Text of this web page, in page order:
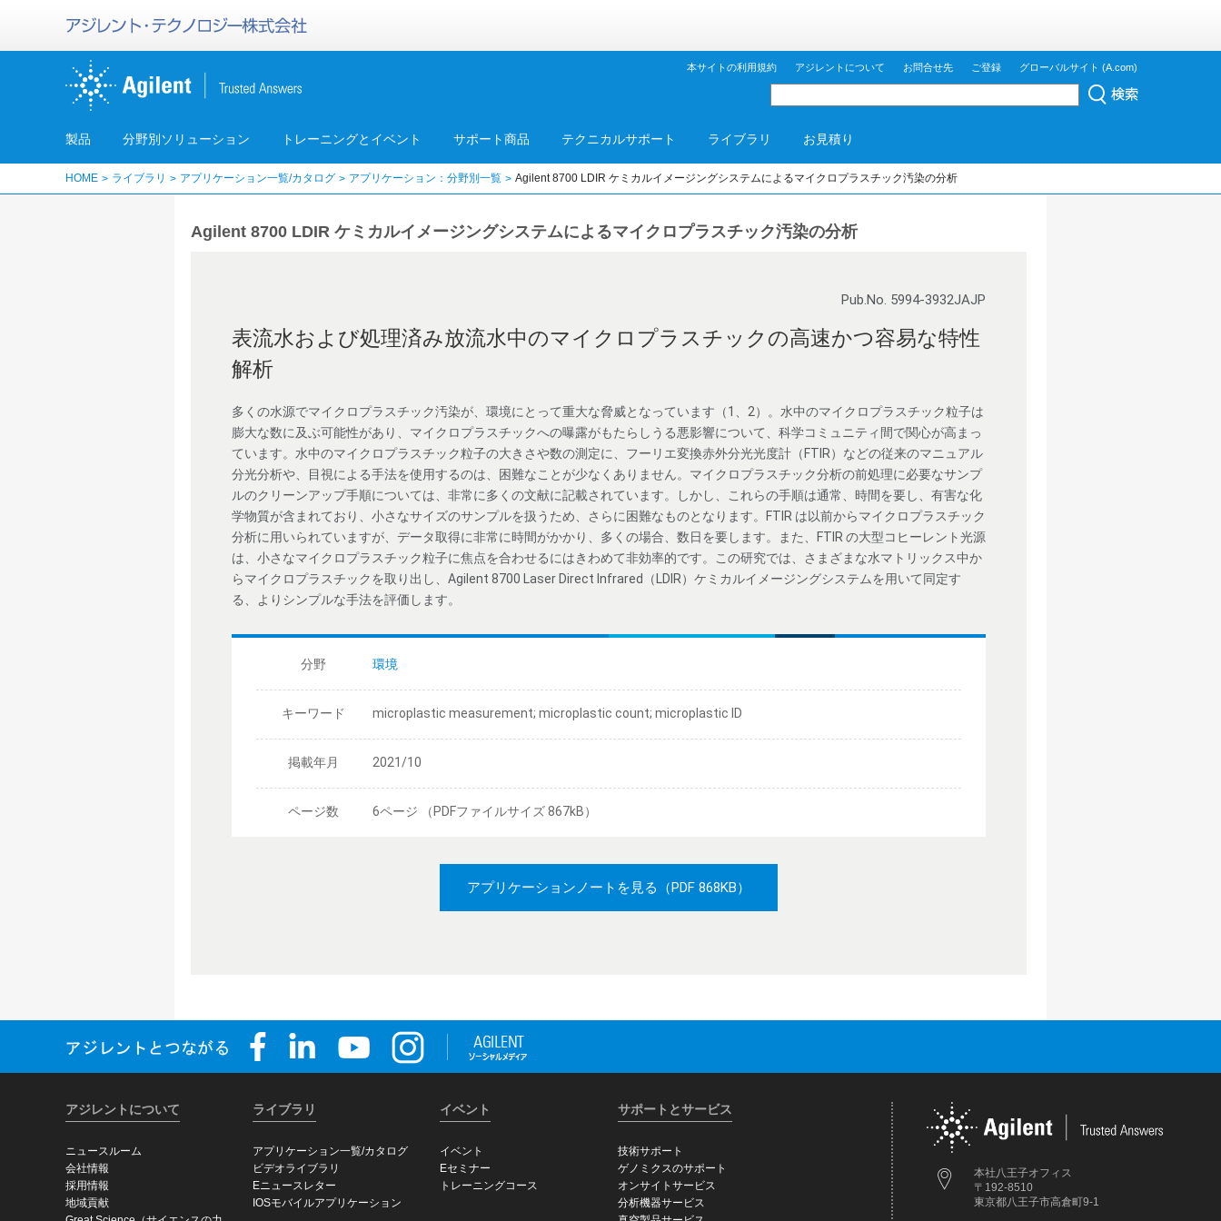
本サイトの利用規約 アジレントについて お問合せ先 ご登録 グローバルサイト (A.com)
製品 分野別ソリューション トレーニングとイベント サポート商品 テクニカルサポート ライブラリ お見積り
HOME ライブラリ アプリケーション一覧/カタログ アプリケーション：分野別一覧 Agilent 8700 LDIR ケミカルイメージングシステムによるマイクロプラスチック汚染の分析
Agilent 8700 LDIR ケミカルイメージングシステムによるマイクロプラスチック汚染の分析
Pub.No. 5994-3932JAJP
表流水および処理済み放流水中のマイクロプラスチックの高速かつ容易な特性
解析
多くの水源でマイクロプラスチック汚染が、環境にとって重大な脅威となっています（1、2）。水中のマイクロプラスチック粒子は
膨大な数に及ぶ可能性があり、マイクロプラスチックへの曝露がもたらしうる悪影響について、科学コミュニティ間で関心が高まっ
ています。水中のマイクロプラスチック粒子の大きさや数の測定に、フーリエ変換赤外分光光度計（FTIR）などの従来のマニュアル
分光分析や、目視による手法を使用するのは、困難なことが少なくありません。マイクロプラスチック分析の前処理に必要なサンプ
ルのクリーンアップ手順については、非常に多くの文献に記載されています。しかし、これらの手順は通常、時間を要し、有害な化
学物質が含まれており、小さなサイズのサンプルを扱うため、さらに困難なものとなります。FTIR は以前からマイクロプラスチック
分析に用いられていますが、データ取得に非常に時間がかかり、多くの場合、数日を要します。また、FTIR の大型コヒーレント光源
は、小さなマイクロプラスチック粒子に焦点を合わせるにはきわめて非効率的です。この研究では、さまざまな水マトリックス中か
らマイクロプラスチックを取り出し、Agilent 8700 Laser Direct Infrared（LDIR）ケミカルイメージングシステムを用いて同定す
る、よりシンプルな手法を評価します。
分野 環境
キーワード microplastic measurement; microplastic count; microplastic ID
掲載年月 2021/10
ページ数 6ページ （PDFファイルサイズ 867kB）
アプリケーションノートを見る （PDF 868KB）
本社八王子オフィス
〒192-8510
東京都八王子市高倉町9-1
アジレントについて
ニュースルーム
会社情報
採用情報
地域貢献
ライブラリ
アプリケーション一覧/カタログ
ビデオライブラリ
Eニュースレター
IOSモバイルアプリケーション
イベント
イベント
Eセミナー
トレーニングコース
サポートとサービス
技術サポート
ゲノミクスのサポート
オンサイトサービス
分析機器サービス